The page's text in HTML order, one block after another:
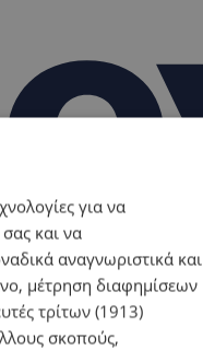
για να
και να
αναγνωριστικά και
μέτρηση διαφημίσεων
τρίτων (1913)
σκοπούς,